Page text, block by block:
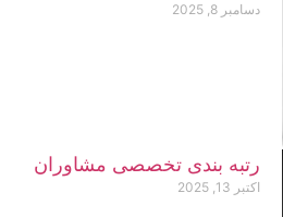
دسامبر 8, 2025
رتبه بندی تخصصی مشاوران
اکتبر 13, 2025